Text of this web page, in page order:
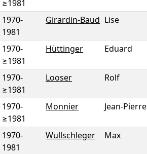
≥1981
1970-
1981
Girardin-Baud Lise
1970-
≥1981
Hüttinger Eduard
1970-
≥1981
Looser Rolf
1970-
≥1981
Monnier Jean-Pierre
1970-
1981
Wullschleger Max